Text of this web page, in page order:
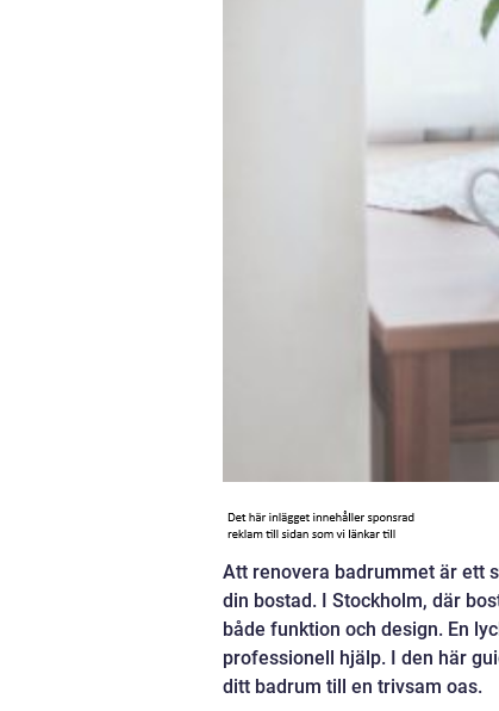
Att renovera badrummet är ett
din bostad. I Stockholm, där
både funktion och design. En
professionell hjälp. I den här
ditt badrum till en trivsam oas.